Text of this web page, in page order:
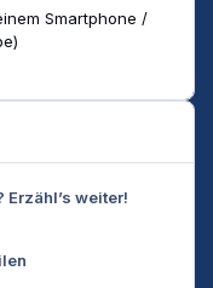
Smartphone /
weiter!